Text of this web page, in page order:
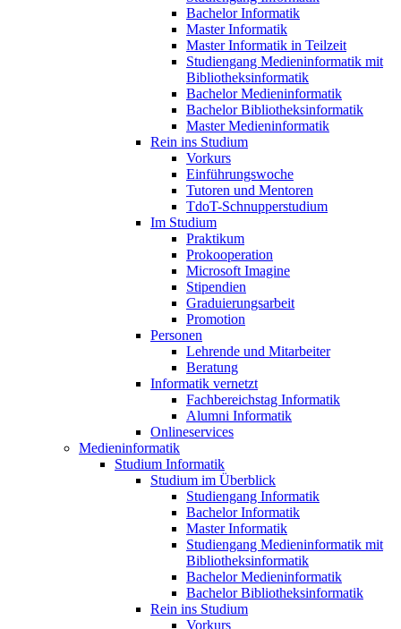
Bachelor Informatik
Master Informatik
Master Informatik in Teilzeit
Studiengang Medieninformatik mit
Bibliotheksinformatik
Bachelor Medieninformatik
Bachelor Bibliotheksinformatik
Master Medieninformatik
Rein ins Studium
Vorkurs
Einführungswoche
Tutoren und Mentoren
TdoT-Schnupperstudium
Im Studium
Praktikum
Prokooperation
Microsoft Imagine
Stipendien
Graduierungsarbeit
Promotion
Personen
Lehrende und Mitarbeiter
Beratung
Informatik vernetzt
Fachbereichstag Informatik
Alumni Informatik
Onlineservices
Medieninformatik
Studium Informatik
Studium im Überblick
Studiengang Informatik
Bachelor Informatik
Master Informatik
Studiengang Medieninformatik mit
Bibliotheksinformatik
Bachelor Medieninformatik
Bachelor Bibliotheksinformatik
Rein ins Studium
Vorkurs